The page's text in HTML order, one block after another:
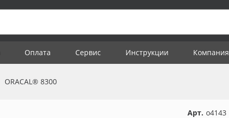
Оплата Сервис Инструкции Компания
ORACAL® 8300
Арт. о4143